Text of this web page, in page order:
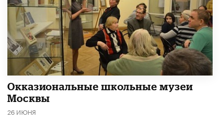
​Окказиональные школьные музеи
Москвы
26 ИЮНЯ